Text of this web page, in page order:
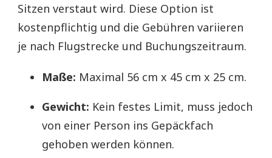
Sitzen verstaut wird. Diese Option ist
kostenpflichtig und die Gebühren variieren
je nach Flugstrecke und Buchungszeitraum.
Maße: Maximal 56 cm x 45 cm x 25 cm.
Gewicht: Kein festes Limit, muss jedoch
von einer Person ins Gepäckfach
gehoben werden können.